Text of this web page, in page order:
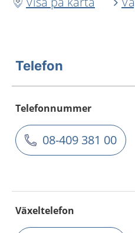
Telefon
Telefonnummer
08-409 381 00
Växeltelefon